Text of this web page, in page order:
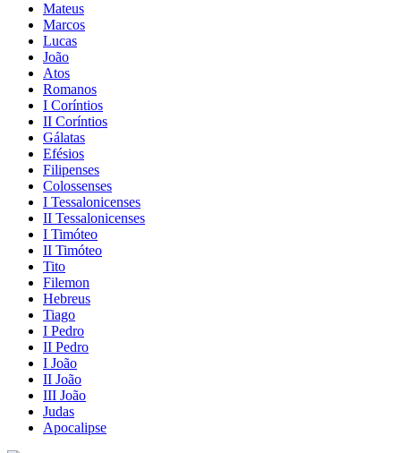
Mateus
Marcos
Lucas
João
Atos
Romanos
I Coríntios
II Coríntios
Gálatas
Efésios
Filipenses
Colossenses
I Tessalonicenses
II Tessalonicenses
I Timóteo
II Timóteo
Tito
Filemon
Hebreus
Tiago
I Pedro
II Pedro
I João
II João
III João
Judas
Apocalipse